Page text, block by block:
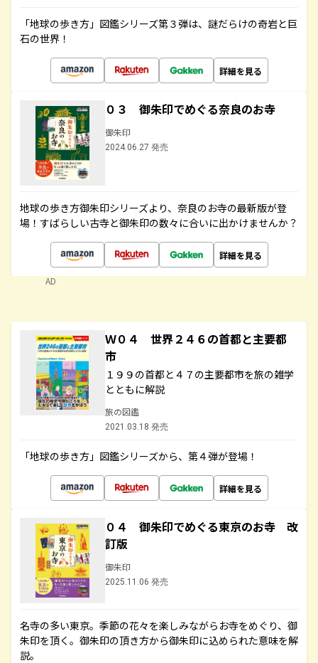
「地球の歩き方」図鑑シリーズ第３弾は、謎だらけの奇岩と巨
石の世界！
詳細を見る
０３ 御朱印でめぐる奈良のお寺
御朱印
2024.06.27 発売
地球の歩き方御朱印シリーズより、奈良のお寺の最新版が登
場！すばらしい古寺と御朱印の数々に合いに出かけませんか？
詳細を見る
AD
Ｗ０４ 世界２４６の首都と主要都
市
１９９の首都と４７の主要都市を旅の雑学
とともに解説
旅の図鑑
2021.03.18 発売
「地球の歩き方」図鑑シリーズから、第４弾が登場！
詳細を見る
０４ 御朱印でめぐる東京のお寺 改
訂版
御朱印
2025.11.06 発売
名寺の多い東京。季節の花々を楽しみながらお寺をめぐり、御
朱印を頂く。御朱印の頂き方から御朱印に込められた意味を解
説。